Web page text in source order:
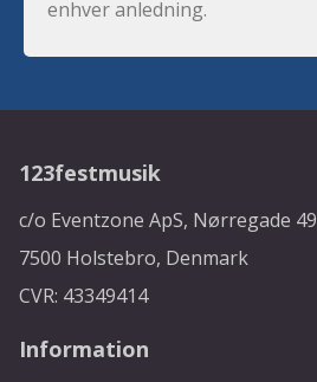
enhver anledning.
123festmusik
c/o Eventzone ApS, Nørregade 49
7500 Holstebro, Denmark
CVR: 43349414
Information